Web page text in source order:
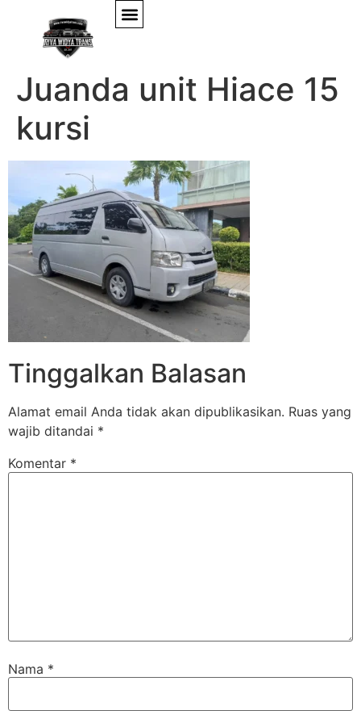
Travel Malang
Juanda unit Hiace 15
kursi
Tinggalkan Balasan
Alamat email Anda tidak akan dipublikasikan. Ruas yang
wajib ditandai *
Komentar *
Nama *